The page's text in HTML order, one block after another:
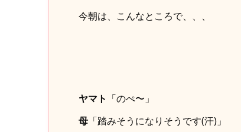
今朝は、こんなところで、、、
ヤマト 「のぺ〜」
母「踏みそうになりそうです(汗)」